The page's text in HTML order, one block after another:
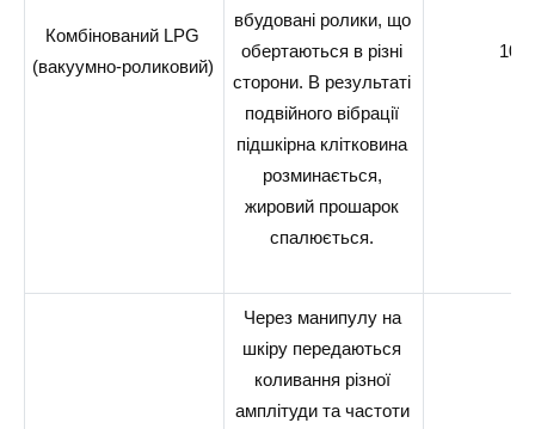
Комбінований LPG
(вакуумно-роликовий)
вбудовані ролики, що
обертаються в різні
сторони. В результаті
подвійного вібрації
підшкірна клітковина
розминається,
жировий прошарок
спалюється.
10-
Через манипулу на
шкіру передаються
коливання різної
амплітуди та частоти